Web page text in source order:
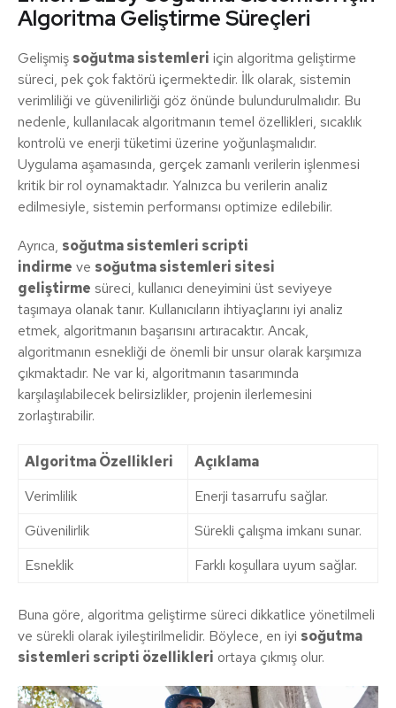
Algoritma Geliştirme Süreçleri
Gelişmiş soğutma sistemleri için algoritma geliştirme
süreci, pek çok faktörü içermektedir. İlk olarak, sistemin
verimliliği ve güvenilirliği göz önünde bulundurulmalıdır. Bu
nedenle, kullanılacak algoritmanın temel özellikleri, sıcaklık
kontrolü ve enerji tüketimi üzerine yoğunlaşmalıdır.
Uygulama aşamasında, gerçek zamanlı verilerin işlenmesi
kritik bir rol oynamaktadır. Yalnızca bu verilerin analiz
edilmesiyle, sistemin performansı optimize edilebilir.
Ayrıca, soğutma sistemleri scripti
indirme ve soğutma sistemleri sitesi
geliştirme süreci, kullanıcı deneyimini üst seviyeye
taşımaya olanak tanır. Kullanıcıların ihtiyaçlarını iyi analiz
etmek, algoritmanın başarısını artıracaktır. Ancak,
algoritmanın esnekliği de önemli bir unsur olarak karşımıza
çıkmaktadır. Ne var ki, algoritmanın tasarımında
karşılaşılabilecek belirsizlikler, projenin ilerlemesini
zorlaştırabilir.
Algoritma Özellikleri
Açıklama
Verimlilik
Enerji tasarrufu sağlar.
Güvenilirlik
Sürekli çalışma imkanı sunar.
Esneklik
Farklı koşullara uyum sağlar.
Buna göre, algoritma geliştirme süreci dikkatlice yönetilmeli
ve sürekli olarak iyileştirilmelidir. Böylece, en iyi soğutma
sistemleri scripti özellikleri ortaya çıkmış olur.